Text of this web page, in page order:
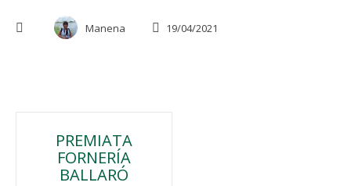
Manena 19/04/2021
Navegación
PREMIATA
FORNERÍA
BALLARÓ